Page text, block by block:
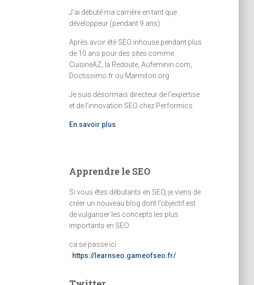
J’ai débuté ma carrière en tant que
développeur (pendant 9 ans)
Après avoir été SEO inhouse pendant plus
de 10 ans pour des sites comme
CuisineAZ, la Redoute, Aufeminin.com,
Doctissimo.fr ou Marmiton.org
Je suis désormais directeur de l’expertise
et de l’innovation SEO chez Performics.
En savoir plus
Apprendre le SEO
Si vous êtes débutants en SEO, je viens de
créer un nouveau blog dont l’objectif est
de vulgariser les concepts les plus
importants en SEO
ca se passe ici
: https://learnseo.gameofseo.fr/